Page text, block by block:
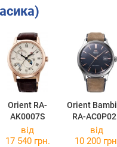
Orient RA-
AK0007S
Orient
RA-
від
17 540 грн.
від
10 200